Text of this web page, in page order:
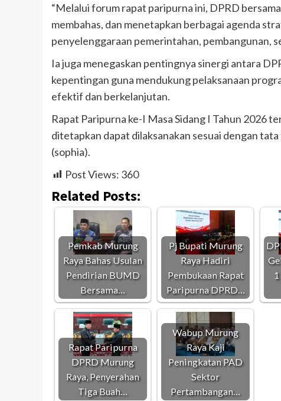
“Melalui forum rapat paripurna ini, DPRD
membahas, dan menetapkan berbagai agenda
penyelenggaraan pemerintahan, pembangunan,
Ia juga menegaskan pentingnya sinergi antara
kepentingan guna mendukung pelaksanaan
efektif dan berkelanjutan.
Rapat Paripurna ke-I Masa Sidang I Tahun 2026
ditetapkan dapat dilaksanakan sesuai dengan
(sophia).
Post Views: 360
Related Posts:
Pemkab Murung
Raya Bahas Usulan
Pendirian BUMD
Bersama…
Pj Bupati Murung
Raya Hadiri
Pembukaan Rapat
Paripurna DPRD…
Rapat Paripurna
DPRD Murung
Raya, Penyerahan
Tiga Buah…
Wabup Murung
Raya Kaji
Peningkatan PAD
Sektor
Pertambangan…